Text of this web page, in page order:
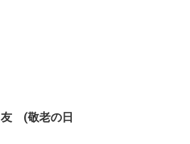
友 (敬老の日